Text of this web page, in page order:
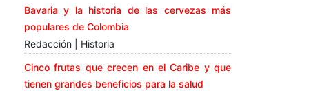
Bavaria y la historia de las cervezas más
populares de Colombia
Redacción | Historia
Cinco frutas que crecen en el Caribe y que
tienen grandes beneficios para la salud